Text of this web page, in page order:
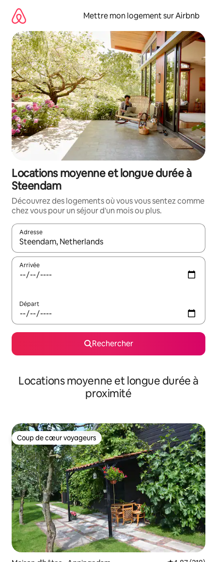
directement
contenu
Mettre mon logement sur Airbnb
Locations moyenne et longue durée à
Steendam
Découvrez des logements où vous vous sentez comme
chez vous pour un séjour d'un mois ou plus.
Adresse
Lorsque les résultats s'affichent, utilisez les flèches vers le
Arrivée
Départ
Rechercher
Locations moyenne et longue durée à
proximité
Coup de cœur voyageurs
Coup de cœur voyageurs